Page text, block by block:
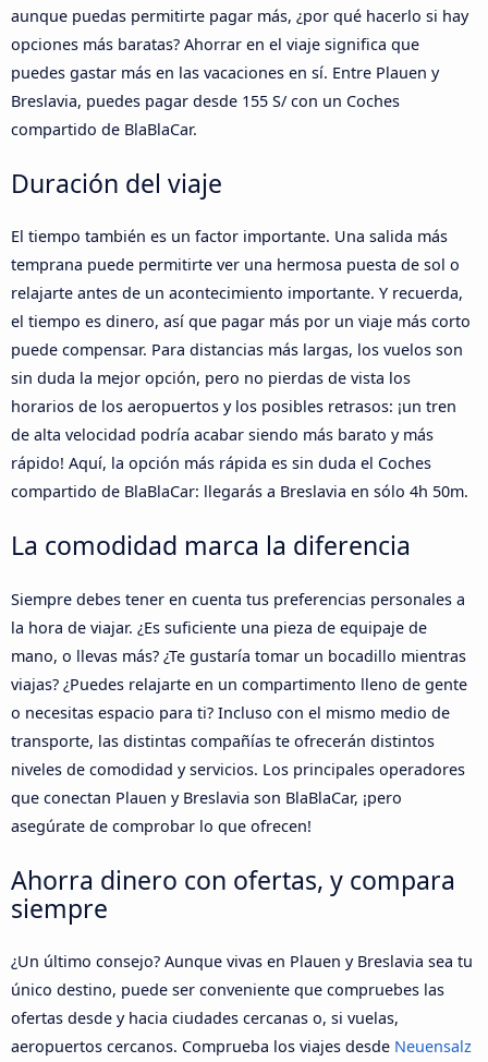
aunque puedas permitirte pagar más, ¿por qué hacerlo si hay
opciones más baratas? Ahorrar en el viaje significa que
puedes gastar más en las vacaciones en sí. Entre Plauen y
Breslavia, puedes pagar desde 155 S/ con un Coches
compartido de BlaBlaCar.
Duración del viaje
El tiempo también es un factor importante. Una salida más
temprana puede permitirte ver una hermosa puesta de sol o
relajarte antes de un acontecimiento importante. Y recuerda,
el tiempo es dinero, así que pagar más por un viaje más corto
puede compensar. Para distancias más largas, los vuelos son
sin duda la mejor opción, pero no pierdas de vista los
horarios de los aeropuertos y los posibles retrasos: ¡un tren
de alta velocidad podría acabar siendo más barato y más
rápido! Aquí, la opción más rápida es sin duda el Coches
compartido de BlaBlaCar: llegarás a Breslavia en sólo 4h 50m.
La comodidad marca la diferencia
Siempre debes tener en cuenta tus preferencias personales a
la hora de viajar. ¿Es suficiente una pieza de equipaje de
mano, o llevas más? ¿Te gustaría tomar un bocadillo mientras
viajas? ¿Puedes relajarte en un compartimento lleno de gente
o necesitas espacio para ti? Incluso con el mismo medio de
transporte, las distintas compañías te ofrecerán distintos
niveles de comodidad y servicios. Los principales operadores
que conectan Plauen y Breslavia son BlaBlaCar, ¡pero
asegúrate de comprobar lo que ofrecen!
Ahorra dinero con ofertas, y compara
siempre
¿Un último consejo? Aunque vivas en Plauen y Breslavia sea tu
único destino, puede ser conveniente que compruebes las
ofertas desde y hacia ciudades cercanas o, si vuelas,
aeropuertos cercanos. Comprueba los viajes desde Neuensalz